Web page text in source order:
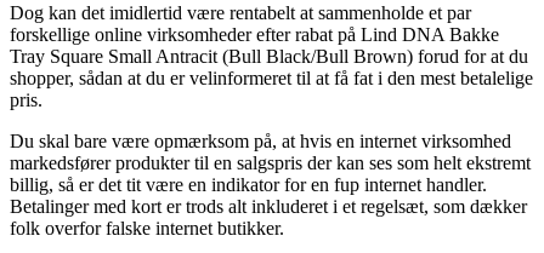
Dog kan det imidlertid være rentabelt at sammenholde et par
forskellige online virksomheder efter rabat på Lind DNA Bakke
Tray Square Small Antracit (Bull Black/Bull Brown) forud for at du
shopper, sådan at du er velinformeret til at få fat i den mest betalelige
pris.
Du skal bare være opmærksom på, at hvis en internet virksomhed
markedsfører produkter til en salgspris der kan ses som helt ekstremt
billig, så er det tit være en indikator for en fup internet handler.
Betalinger med kort er trods alt inkluderet i et regelsæt, som dækker
folk overfor falske internet butikker.